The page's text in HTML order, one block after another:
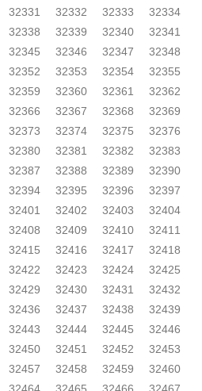
32331 32332 32333
32334
32338 32339 32340
32341
32345 32346 32347
32348
32352 32353 32354
32355
32359 32360 32361
32362
32366 32367 32368
32369
32373 32374 32375
32376
32380 32381 32382
32383
32387 32388 32389
32390
32394 32395 32396
32397
32401 32402 32403
32404
32408 32409 32410
32411
32415 32416 32417
32418
32422 32423 32424
32425
32429 32430 32431
32432
32436 32437 32438
32439
32443 32444 32445
32446
32450 32451 32452
32453
32457 32458 32459
32460